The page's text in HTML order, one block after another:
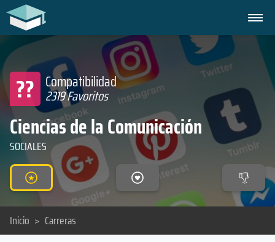
Ciencias de la Comunicación
Compatibilidad
2319 Favoritos
??
SOCIALES
Inicio > Carreras